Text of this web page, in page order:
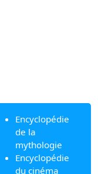
Encyclopédie
de la
mythologie
Encyclopédie
du cinéma